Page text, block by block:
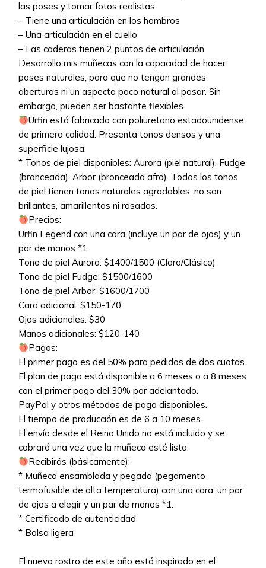
las poses y tomar fotos realistas:
– Tiene una articulación en los hombros
– Una articulación en el cuello
– Las caderas tienen 2 puntos de articulación
Desarrollo mis muñecas con la capacidad de hacer
poses naturales, para que no tengan grandes
aberturas ni un aspecto poco natural al posar. Sin
embargo, pueden ser bastante flexibles.
Urfin está fabricado con poliuretano estadounidense
de primera calidad. Presenta tonos densos y una
superficie lujosa.
* Tonos de piel disponibles: Aurora (piel natural), Fudge
(bronceada), Arbor (bronceada afro). Todos los tonos
de piel tienen tonos naturales agradables, no son
brillantes, amarillentos ni rosados.
Precios:
Urfin Legend con una cara (incluye un par de ojos) y un
par de manos *1.
Tono de piel Aurora: $1400/1500 (Claro/Clásico)
Tono de piel Fudge: $1500/1600
Tono de piel Arbor: $1600/1700
Cara adicional: $150-170
Ojos adicionales: $30
Manos adicionales: $120-140
Pagos:
El primer pago es del 50% para pedidos de dos cuotas.
El plan de pago está disponible a 6 meses o a 8 meses
con el primer pago del 30% por adelantado.
PayPal y otros métodos de pago disponibles.
El tiempo de producción es de 6 a 10 meses.
El envío desde el Reino Unido no está incluido y se
cobrará una vez que la muñeca esté lista.
Recibirás (básicamente):
* Muñeca ensamblada y pegada (pegamento
termofusible de alta temperatura) con una cara, un par
de ojos a elegir y un par de manos *1.
* Certificado de autenticidad
* Bolsa ligera
El nuevo rostro de este año está inspirado en el